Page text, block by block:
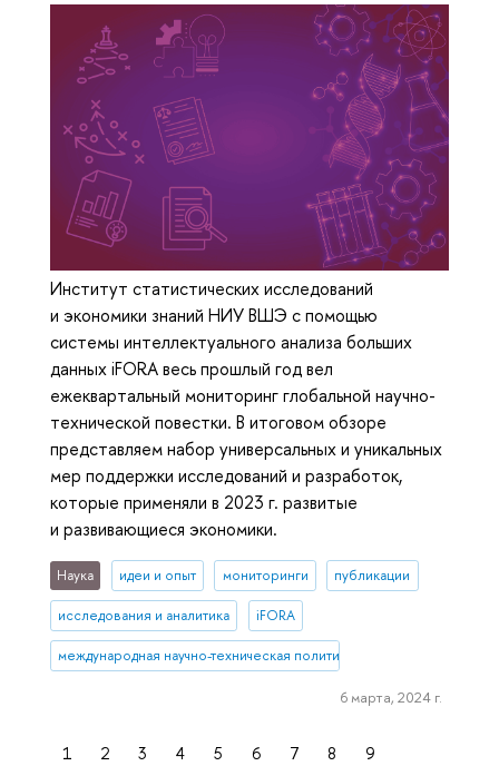
Институт статистических исследований
и экономики знаний НИУ ВШЭ с помощью
системы интеллектуального анализа больших
данных iFORA весь прошлый год вел
ежеквартальный мониторинг глобальной научно-
технической повестки. В итоговом обзоре
представляем набор универсальных и уникальных
мер поддержки исследований и разработок,
которые применяли в 2023 г. развитые
и развивающиеся экономики.
Наука идеи и опыт мониторинги публикации
исследования и аналитика iFORA
международная научно-техническая политика
6 марта, 2024 г.
1 2 3 4 5 6 7 8
9